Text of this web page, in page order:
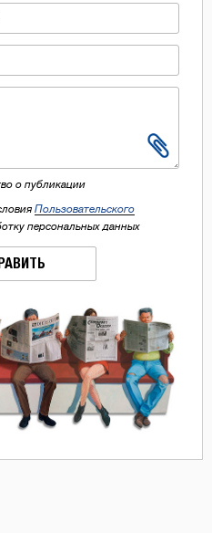
о публикации
Пользовательского
персональных данных